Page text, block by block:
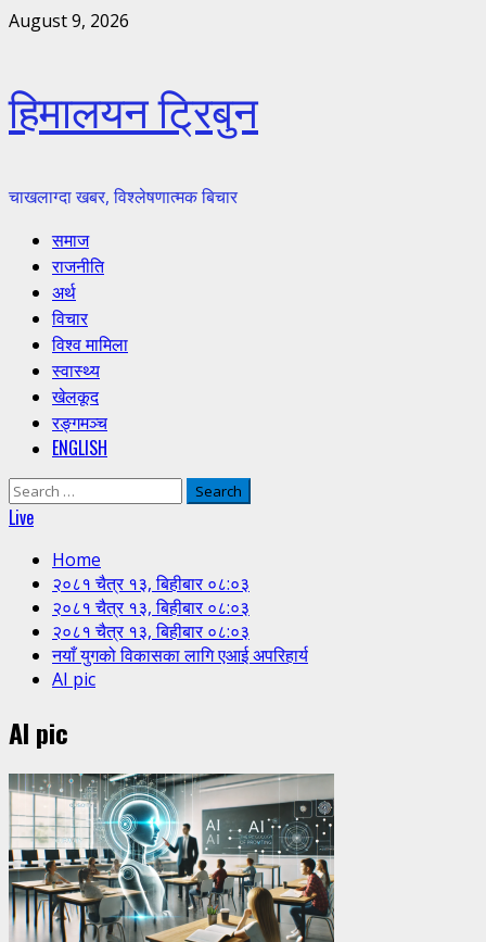
Skip
August 9, 2026
हिमालयन ट्रिबुन
चाखलाग्दा खबर, विश्लेषणात्मक बिचार
Primary
Menu
समाज
राजनीति
अर्थ
विचार
विश्व मामिला
स्वास्थ्य
खेलकूद
रङ्गमञ्च
ENGLISH
Search
for:
Live
Home
२०८१ चैत्र १३, बिहीबार ०८:०३
२०८१ चैत्र १३, बिहीबार ०८:०३
२०८१ चैत्र १३, बिहीबार ०८:०३
नयाँ युगको विकासका लागि एआई अपरिहार्य
AI pic
AI pic